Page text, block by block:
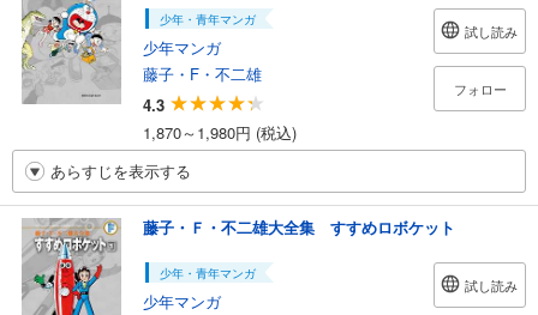
少年・青年マンガ
少年マンガ
藤子・F・不二雄
4.3
1,870～1,980円 (税込)
試し読み
フォロー
あらすじを表示する
藤子・Ｆ・不二雄大全集 すすめロボケット
少年・青年マンガ
少年マンガ
試し読み